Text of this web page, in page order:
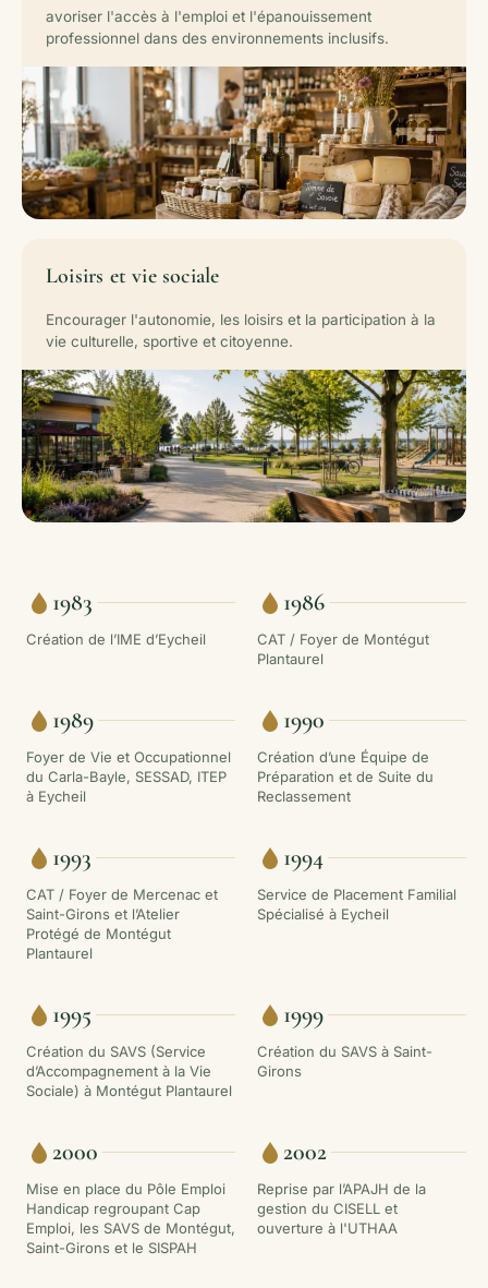
avoriser l'accès à l'emploi et l'épanouissement
professionnel dans des environnements inclusifs.
Loisirs et vie sociale
Encourager l'autonomie, les loisirs et la participation à la
vie culturelle, sportive et citoyenne.
1983
Création de l’IME d’Eycheil
1986
CAT / Foyer de Montégut
Plantaurel
1989
Foyer de Vie et Occupationnel
du Carla-Bayle, SESSAD, ITEP
à Eycheil
1990
Création d’une Équipe de
Préparation et de Suite du
Reclassement
1993
CAT / Foyer de Mercenac et
Saint-Girons et l’Atelier
Protégé de Montégut
Plantaurel
1994
Service de Placement Familial
Spécialisé à Eycheil
1995
Création du SAVS (Service
d’Accompagnement à la Vie
Sociale) à Montégut Plantaurel
1999
Création du SAVS à Saint-
Girons
2000
Mise en place du Pôle Emploi
Handicap regroupant Cap
Emploi, les SAVS de Montégut,
Saint-Girons et le SISPAH
2002
Reprise par l’APAJH de la
gestion du CISELL et
ouverture à l'UTHAA